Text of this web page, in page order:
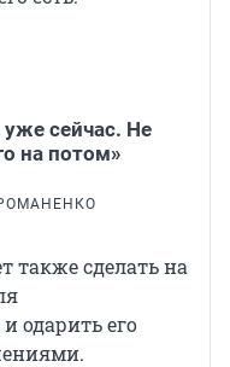
сейчас. Не
на потом»
также сделать на
одарить его